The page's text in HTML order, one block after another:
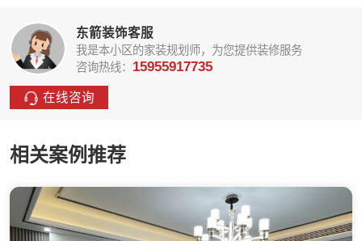
东箭装饰客服
我是本小区的家装规划师，为您提供装修服务
咨询热线： 15955917735
在线咨询
相关案例推荐